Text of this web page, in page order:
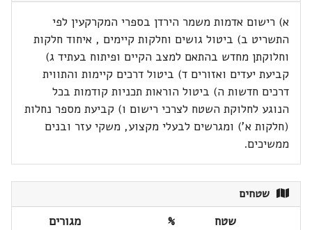
א) רישום אדמות משמר הירדן בספרי המקרקעין לפי
התשריט ב) ביטול גושים וחלקות קיימים , איחוד חלקות
וחלוקתן מחדש בהתאם למצב הקיים ופיתוח בעתיד ג)
קביעת יעדים ואזורים ד) ביטול דרכים קיימות והתווית
דרכים חדשות ה) ביטול הוראות תכניות קודמות בכל
הנוגע לחלוקת השטח לצרכי רישום ו) קביעת מספר נחלות
(חלקות א') ומגרשים לבעלי מקצוע, משקי עזר ובנים
ממשיכים.
שטחים
שטח
%
מגורים